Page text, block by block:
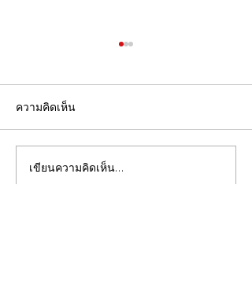
ต้นนูดผา Finlaysonia
ความคิดเห็น
เขียนความคิดเห็น…